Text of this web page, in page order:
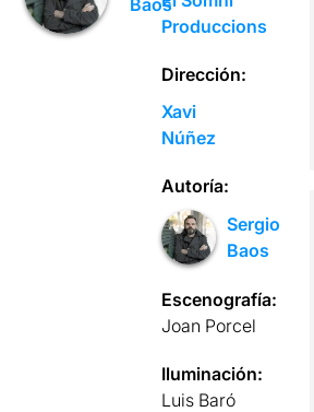
Baos
Produccions
Dirección:
Xavi
Núñez
Autoría:
Sergio
Baos
Escenografía:
Joan Porcel
Iluminación:
Luis Baró